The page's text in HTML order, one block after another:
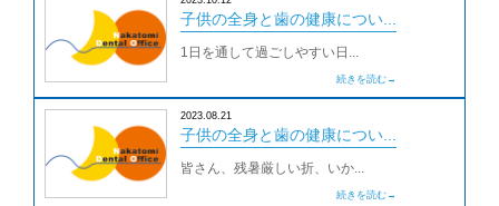
子供の全身と歯の健康につい...
1日を通して過ごしやすい日...
続きを読む→
2023.08.21
子供の全身と歯の健康につい...
皆さん、残暑厳しい折、いか...
続きを読む→